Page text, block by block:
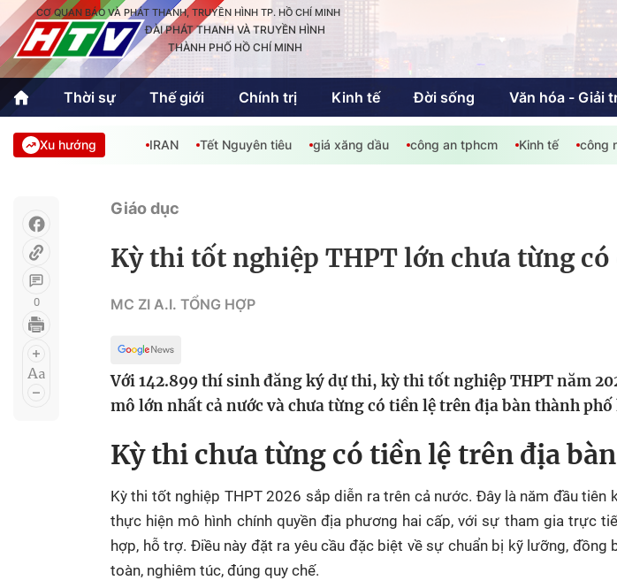
CƠ QUAN BÁO VÀ PHÁT THANH, TRUYỀN HÌNH TP. HỒ CHÍ MINH
ĐÀI PHÁT THANH VÀ TRUYỀN HÌNH
THÀNH PHỐ HỒ CHÍ MINH
Thời sự Thế giới Chính trị Kinh tế Đời sống Văn hóa - Giải
Thời sự
Thể thao
Quốc tế
Văn hóa - Giải trí
Giáo dục
An Sinh
Công nghệ
Sự kiện quan tâm
Chuyên đề
Không gian văn hóa
Hồ Chí Minh
Chuyển đổi số
HTV Show
Thành phố không
ngủ
Chậm
Bé xem gì
Mái ấm gia đình
HTV Phim
Phim truyền hình
Xu hướng IRAN Tết Nguyên tiêu giá xăng dầu công an tphcm Kinh tế công
0
Giáo dục
Kỳ thi tốt nghiệp THPT lớn chưa từng có
MC ZI A.I. TỔNG HỢP
Với 142.899 thí sinh đăng ký dự thi, kỳ thi tốt nghiệp THPT năm
mô lớn nhất cả nước và chưa từng có tiền lệ trên địa bàn thành phố
Kỳ thi chưa từng có tiền lệ trên địa
Kỳ thi tốt nghiệp THPT 2026 sắp diễn ra trên cả nước. Đây là năm đầu
thực hiện mô hình chính quyền địa phương hai cấp, với sự tham gia trực
hợp, hỗ trợ. Điều này đặt ra yêu cầu đặc biệt về sự chuẩn bị kỹ lưỡng, đồng
toàn, nghiêm túc, đúng quy chế.